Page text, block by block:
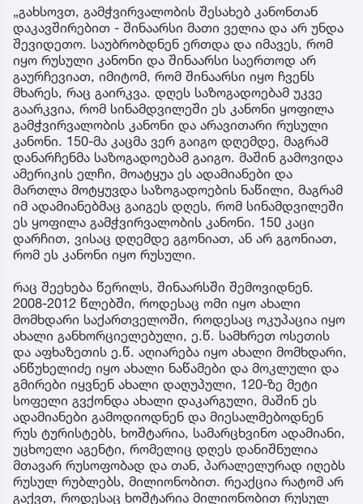
„გახსოვთ, გამჭვირვალობის შესახებ კანონთან
დაკავშირებით - შინაარსი მათი ველია და არ უნდა
შევიდეთო. საუბრობდნენ ერთდა და იმავეს, რომ
იყო რუსული კანონი და შინაარსი საერთოდ არ
გაურჩევიათ, იმიტომ, რომ შინაარსი იყო ჩვენს
მხარეს, რაც გაირკვა. დღეს საზოგადოებამ უკვე
გაარკვია, რომ სინამდვილეში ეს კანონი ყოფილა
გამჭვირვალობის კანონი და არავითარი რუსული
კანონი. 150-მა კაცმა ვერ გაიგო დღემდე, მაგრამ
დანარჩენმა საზოგადოებამ გაიგო. მაშინ გამოვიდა
ამერიკის ელჩი, მოატყუა ეს ადამიანები და
მართლა მოტყუვდა საზოგადოების ნაწილი, მაგრამ
იმ ადამიანებმაც გაიგეს დღეს, რომ სინამდვილეში
ეს ყოფილა გამჭვირვალობის კანონი. 150 კაცი
დარჩით, ვისაც დღემდე გგონიათ, ან არ გგონიათ,
რომ ეს კანონი იყო რუსული.
რაც შეეხება წერილს, შინაარსში შემოვიდნენ.
2008-2012 წლებში, როდესაც ომი იყო ახალი
მომხდარი საქართველოში, როდესაც ოკუპაცია იყო
ახალი განხორციელებული, ე.წ. სამხრეთ ოსეთის
და აფხაზეთის ე.წ. აღიარება იყო ახალი მომხდარი,
ანწუხელიძე იყო ახალი ნაწამები და მოკლული და
გმირები იყვნენ ახალი დაღუპული, 120-ზე მეტი
სოფელი გვქონდა ახალი დაკარგული, მაშინ ეს
ადამიანები გამოდიოდნენ და მიესალმებოდნენ
რუს ტურისტებს, ხოშტარია, სამარცხვინო ადამიანი,
უცხოელი აგენტი, რომელიც დღეს დანიშნულია
მთავარ რუსოფობად და თან, პარალელურად იღებს
რუსულ რუბლებს, მილიონობით. რეაქცია რატომ არ
გაქვთ, როდესაც ხოშტარია მილიონობით რუსულ